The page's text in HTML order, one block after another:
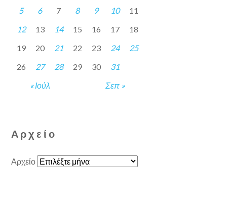
« Ιούλ Σεπ »
5
6 7 8 9 10
11
12
13 14 15 16 17
18
19
20 21 22 23 24
25
26
27 28 29 30 31
Αρχείο
Αρχείο